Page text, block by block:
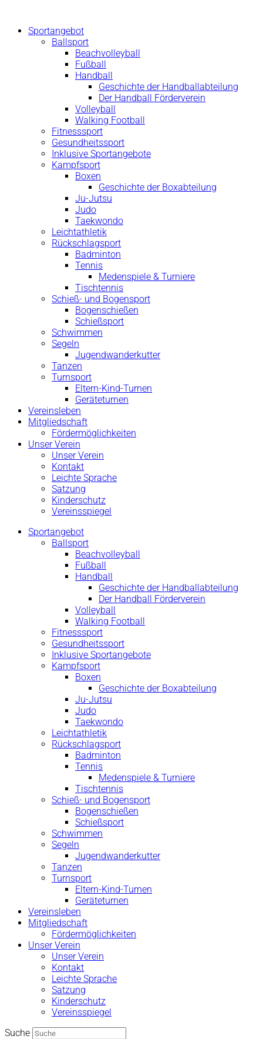
springenSportangebot
Ballsport
Beachvolleyball
Fußball
Handball
Geschichte der Handballabteilung
Der Handball Förderverein
Volleyball
Walking Football
Fitnesssport
Gesundheitssport
Inklusive Sportangebote
Kampfsport
Boxen
Geschichte der Boxabteilung
Ju-Jutsu
Judo
Taekwondo
Leichtathletik
Rückschlagsport
Badminton
Tennis
Medenspiele & Turniere
Tischtennis
Schieß- und Bogensport
Bogenschießen
Schießsport
Schwimmen
Segeln
Jugendwanderkutter
Tanzen
Turnsport
Eltern-Kind-Turnen
Geräteturnen
Vereinsleben
Mitgliedschaft
Fördermöglichkeiten
Unser Verein
Unser Verein
Kontakt
Leichte Sprache
Satzung
Kinderschutz
Vereinsspiegel
Sportangebot
Ballsport
Beachvolleyball
Fußball
Handball
Geschichte der Handballabteilung
Der Handball Förderverein
Volleyball
Walking Football
Fitnesssport
Gesundheitssport
Inklusive Sportangebote
Kampfsport
Boxen
Geschichte der Boxabteilung
Ju-Jutsu
Judo
Taekwondo
Leichtathletik
Rückschlagsport
Badminton
Tennis
Medenspiele & Turniere
Tischtennis
Schieß- und Bogensport
Bogenschießen
Schießsport
Schwimmen
Segeln
Jugendwanderkutter
Tanzen
Turnsport
Eltern-Kind-Turnen
Geräteturnen
Vereinsleben
Mitgliedschaft
Fördermöglichkeiten
Unser Verein
Unser Verein
Kontakt
Leichte Sprache
Satzung
Kinderschutz
Vereinsspiegel
Suche